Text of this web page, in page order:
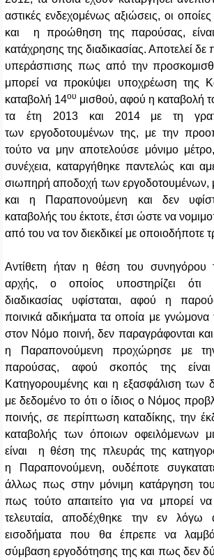
αστικές ενδεχομένως αξιώσεις, οι
και η προώθηση της παρούσας,
κατάχρησης της διαδικασίας. Αποτελεί δε
υπεράσπισης πως από την
μπορεί να προκύψει υποχρέωση της
καταβολή 14ου μισθού, αφού η καταβολή
τα έτη 2013 και 2014 με τη
των εργοδοτουμένων της, με την
τούτο να μην αποτελούσε μόνιμο
συνέχεια, καταργήθηκε παντελώς και
σιωπηρή αποδοχή των εργοδοτουμένων,
και η Παραπονούμενη και δεν
καταβολής του έκτοτε, έτσι ώστε να
από του να τον διεκδικεί με οποιοδήποτε
Αντίθετη ήταν η θέση του συνηγόρου
αρχής, ο οποίος υποστηρίζει ότι
διαδικασίας υφίσταται, αφού η
ποινικά αδικήματα τα οποία με
στον Νόμο ποινή, δεν παραγράφονται
η Παραπονούμενη προχώρησε με
παρούσας, αφού σκοπός της
Κατηγορουμένης και η εξασφάλιση των
με δεδομένο το ότι ο ίδιος ο Νόμος
ποινής, σε περίπτωση καταδίκης, την
καταβολής των όποιων οφειλόμενων
είναι η θέση της πλευράς της
η Παραπονούμενη, ουδέποτε
άλλως πως στην μόνιμη κατάργηση
πως τούτο απαιτείτο για να μπορεί
τελευταία, αποδέχθηκε την εν
εισοδήματα που θα έπρεπε να
σύμβαση εργοδότησης της και πως δεν